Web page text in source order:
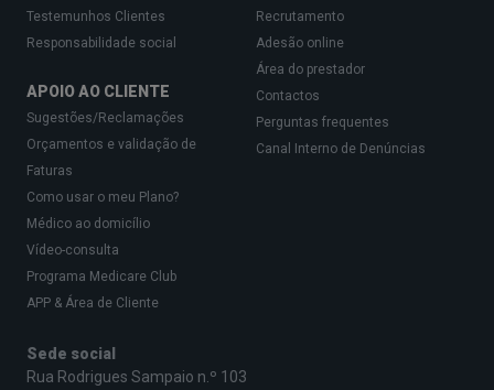
Testemunhos Clientes
Responsabilidade social
APOIO AO CLIENTE
Sugestões/Reclamações
Orçamentos e validação de
Faturas
Como usar o meu Plano?
Médico ao domicílio
Vídeo-consulta
Programa Medicare Club
APP & Área de Cliente
Recrutamento
Adesão online
Área do prestador
Contactos
Perguntas frequentes
Canal Interno de Denúncias
Sede social
Rua Rodrigues Sampaio n.º 103